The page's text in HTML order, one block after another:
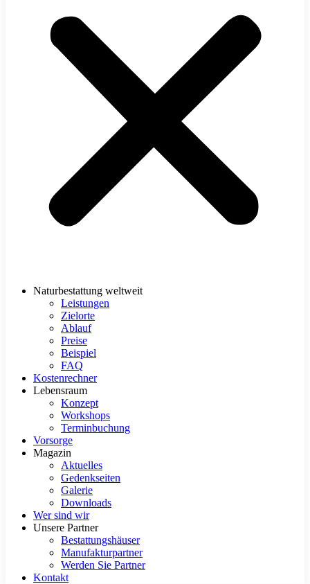
Naturbestattung weltweit
Leistungen
Zielorte
Ablauf
Preise
Beispiel
FAQ
Kostenrechner
Lebensraum
Konzept
Workshops
Terminbuchung
Vorsorge
Magazin
Aktuelles
Gedenkseiten
Galerie
Downloads
Wer sind wir
Unsere Partner
Bestattungshäuser
Manufakturpartner
Werden Sie Partner
Kontakt